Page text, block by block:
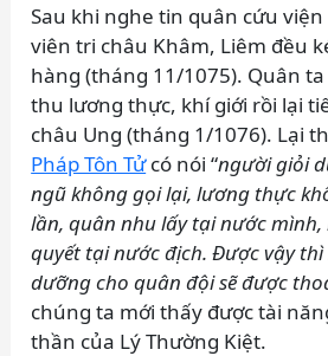
Sau khi nghe tin quân cứu
viên tri châu Khâm, Liêm đều
hàng (tháng 11/1075). Quân
thu lương thực, khí giới rồi lại
châu Ung (tháng 1/1076). Lại
Pháp Tôn Tửcó nói “người giỏi
ngũ không gọi lại, lương thực
lần, quân nhu lấy tại nước
quyết tại nước địch. Được vậy
dưỡng cho quân đội sẽ được
chúng ta mới thấy được tài
thần của Lý Thường Kiệt.